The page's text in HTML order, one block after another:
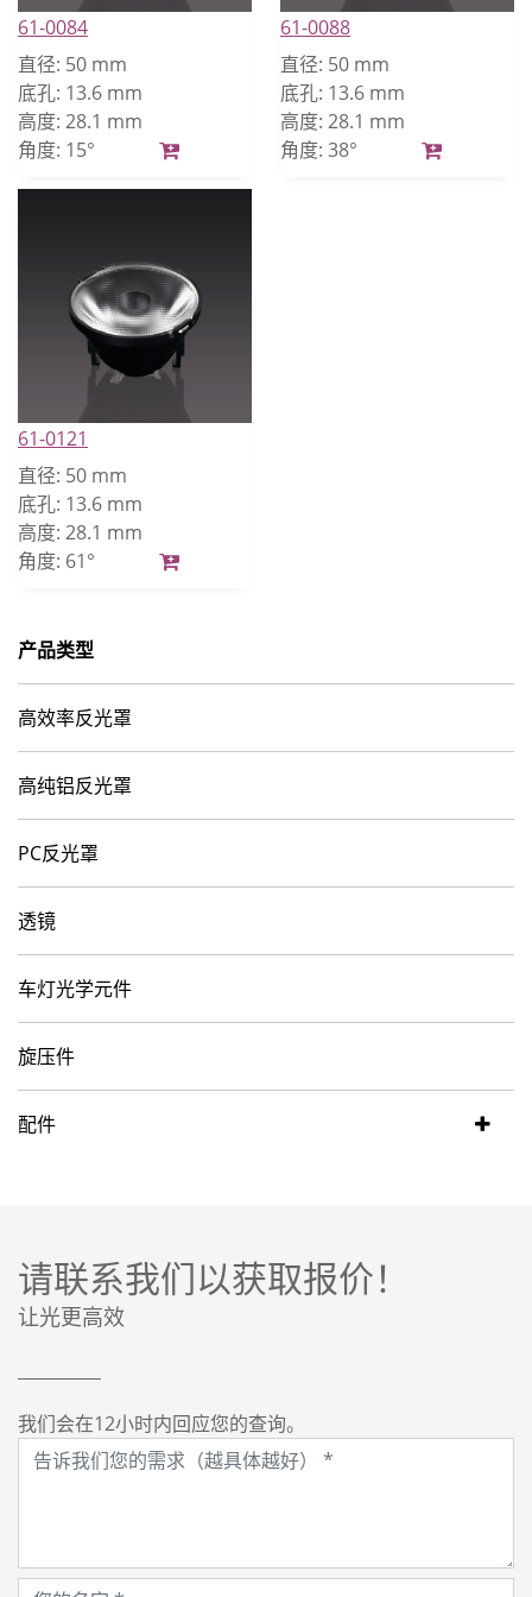
61-0084
直径: 50 mm
底孔: 13.6 mm
高度: 28.1 mm
角度: 15°
61-0088
直径: 50 mm
底孔: 13.6 mm
高度: 28.1 mm
角度: 38°
61-0121
直径: 50 mm
底孔: 13.6 mm
高度: 28.1 mm
角度: 61°
产品类型
高效率反光罩
高纯铝反光罩
PC反光罩
透镜
车灯光学元件
旋压件
配件
请联系我们以获取报价！
让光更高效
我们会在12小时内回应您的查询。